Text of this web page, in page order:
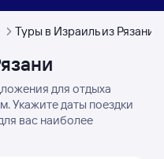
Туры в Израиль из Рязани
для отдыха
Укажите даты поездки
вас наиболее